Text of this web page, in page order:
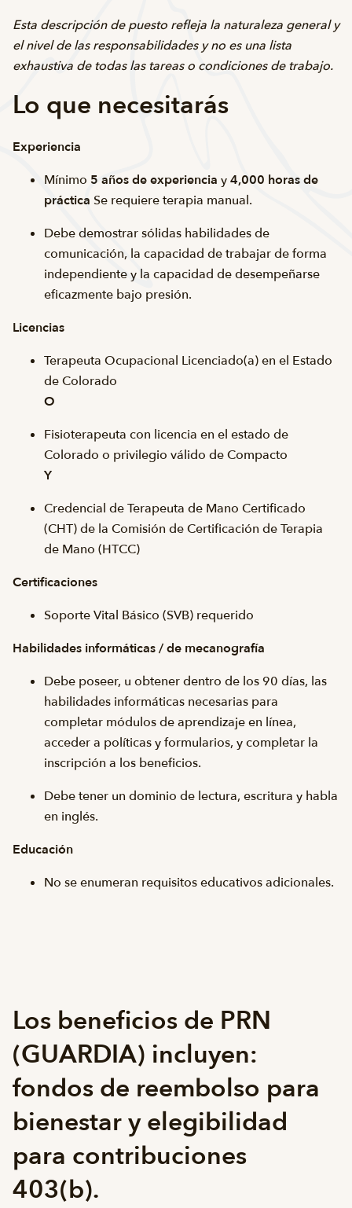
Esta descripción de puesto refleja la naturaleza general y
el nivel de las responsabilidades y no es una lista
exhaustiva de todas las tareas o condiciones de trabajo.
Lo que necesitarás
Experiencia
Mínimo 5 años de experiencia y4,000 horas de
práctica Se requiere terapia manual.
Debe demostrar sólidas habilidades de
comunicación, la capacidad de trabajar de forma
independiente y la capacidad de desempeñarse
eficazmente bajo presión.
Licencias
Terapeuta Ocupacional Licenciado(a) en el Estado
de Colorado
O
Fisioterapeuta con licencia en el estado de
Colorado o privilegio válido de Compacto
Y
Credencial de Terapeuta de Mano Certificado
(CHT) de la Comisión de Certificación de Terapia
de Mano (HTCC)
Certificaciones
Soporte Vital Básico (SVB) requerido
Habilidades informáticas / de mecanografía
Debe poseer, u obtener dentro de los 90 días, las
habilidades informáticas necesarias para
completar módulos de aprendizaje en línea,
acceder a políticas y formularios, y completar la
inscripción a los beneficios.
Debe tener un dominio de lectura, escritura y habla
en inglés.
Educación
No se enumeran requisitos educativos adicionales.
Los beneficios de PRN
(GUARDIA) incluyen:
fondos de reembolso para
bienestar y elegibilidad
para contribuciones
403(b).